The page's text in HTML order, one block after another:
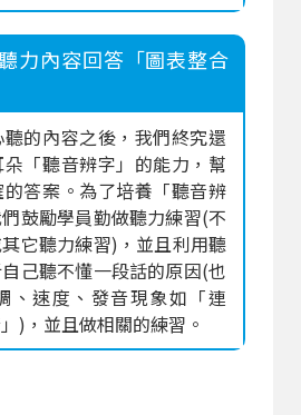
力內容回答「圖表整合
的內容之後，我們終究還
「聽音辨字」的能力，幫
答案。為了培養「聽音辨
鼓勵學員勤做聽力練習(不
它聽力練習)，並且利用聽
己聽不懂一段話的原因(也
、速度、發音現象如「連
)，並且做相關的練習。